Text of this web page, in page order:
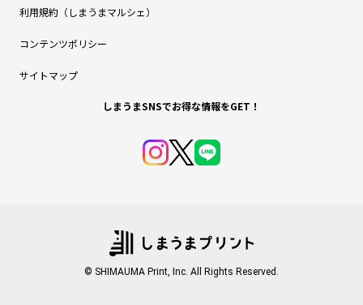
利用規約（しまうまマルシェ）
コンテンツポリシー
サイトマップ
しまうまSNSでお得な情報をGET！
© SHIMAUMA Print, Inc. All Rights Reserved.